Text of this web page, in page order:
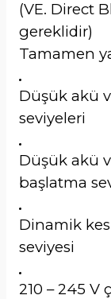
(VE. Direct
gereklidir)
Tamamen
Düşük akü
seviyeleri
Düşük akü
başlatma
Dinamik
seviyesi
210 – 245 V